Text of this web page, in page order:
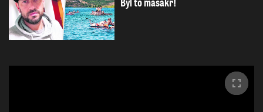
Byl to masakr!